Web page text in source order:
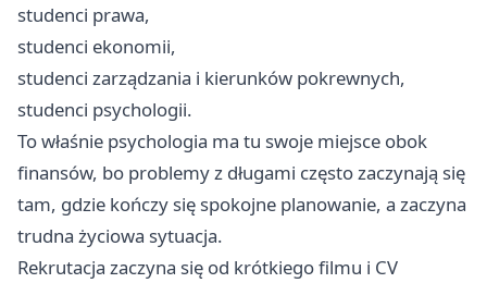
studenci prawa,
studenci ekonomii,
studenci zarządzania i kierunków pokrewnych,
studenci psychologii.
To właśnie psychologia ma tu swoje miejsce obok
finansów, bo problemy z długami często zaczynają się
tam, gdzie kończy się spokojne planowanie, a zaczyna
trudna życiowa sytuacja.
Rekrutacja zaczyna się od krótkiego filmu i CV